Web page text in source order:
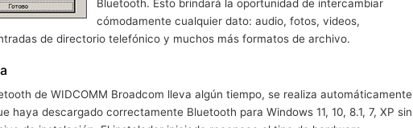
Bluetooth. Esto brindará la oportunidad de intercambiar
cómodamente cualquier dato: audio, fotos, videos,
de directorio telefónico y muchos más formatos de archivo.
de WIDCOMM Broadcom lleva algún tiempo, se realiza automáticamente
haya descargado correctamente Bluetooth para Windows 11, 10, 8.1, 7, XP sin